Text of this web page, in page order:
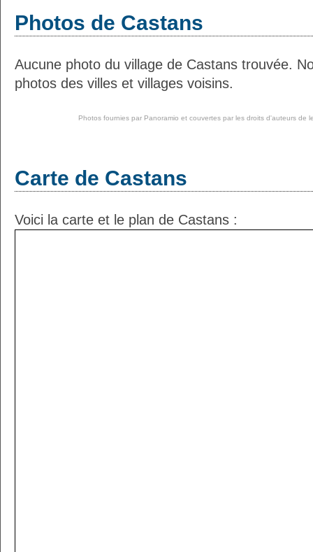
Photos de Castans
Aucune photo du village de Castans trouvée.
photos des villes et villages voisins.
Photos fournies par Panoramio et couvertes par les droits d'auteurs de
Carte de Castans
Voici la carte et le plan de Castans :